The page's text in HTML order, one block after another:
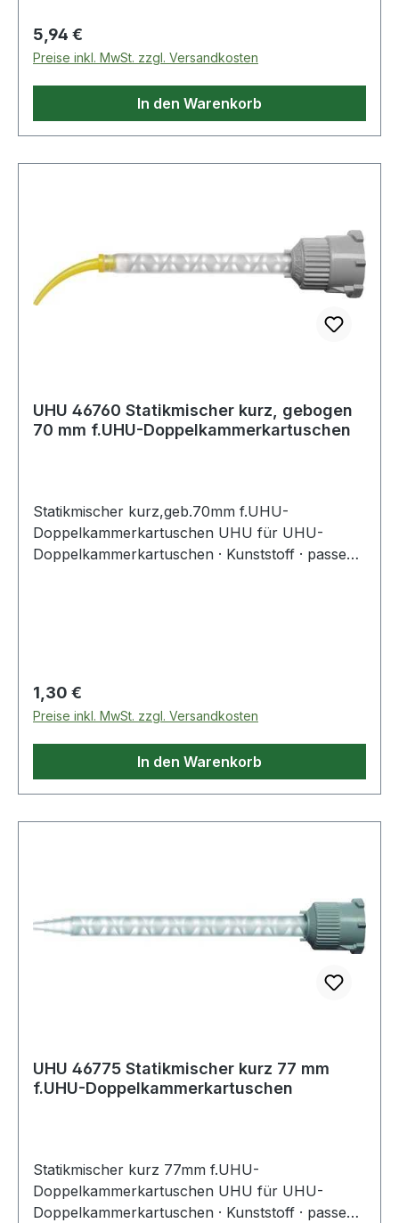
Regulärer Preis:
5,94 €
Preise inkl. MwSt. zzgl. Versandkosten
In den Warenkorb
UHU 46760 Statikmischer kurz, gebogen
70 mm f.UHU-Doppelkammerkartuschen
Statikmischer kurz,geb.70mm f.UHU-
Doppelkammerkartuschen UHU für UHU-
Doppelkammerkartuschen · Kunststoff · passend
Regulärer Preis:
1,30 €
Preise inkl. MwSt. zzgl. Versandkosten
In den Warenkorb
UHU 46775 Statikmischer kurz 77 mm
f.UHU-Doppelkammerkartuschen
Statikmischer kurz 77mm f.UHU-
Doppelkammerkartuschen UHU für UHU-
Doppelkammerkartuschen · Kunststoff · passend